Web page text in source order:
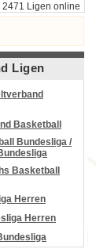
2471 Ligen online
Ligen
Basketball
Bundesliga /
Basketball
Herren
Herren